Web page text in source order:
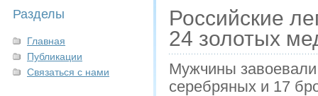
Разделы
Главная
Публикации
Связаться с нами
Российские
24 золотых
Мужчины завоевали
серебряных и 17